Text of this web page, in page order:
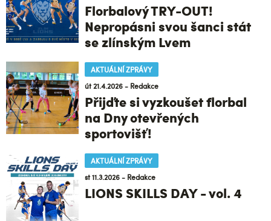
Florbalový TRY-OUT!
Nepropásni svou šanci stát
se zlínským Lvem
AKTUÁLNÍ ZPRÁVY
út 21.4.2026 - Redakce
Přijďte si vyzkoušet florbal
na Dny otevřených
sportovišť!
AKTUÁLNÍ ZPRÁVY
st 11.3.2026 - Redakce
LIONS SKILLS DAY - vol. 4